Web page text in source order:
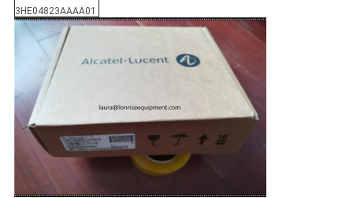
3HE04823AAAA01